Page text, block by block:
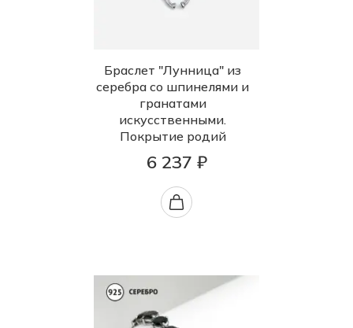
Браслет "Лунница" из
серебра со шпинелями и
гранатами
искусственными.
Покрытие родий
6 237 ₽